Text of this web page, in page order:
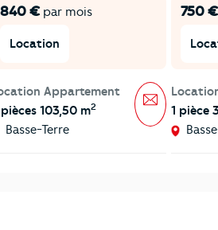
840 €par mois
Location
Appartement
103,50 m2
Basse-Terre
Message
750 €
1 pièce